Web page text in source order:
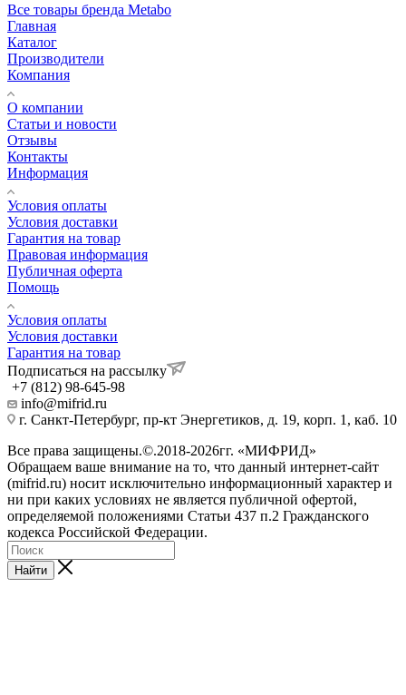
Все товары бренда Metabo
Главная
Каталог
Производители
Компания
О компании
Статьи и новости
Отзывы
Контакты
Информация
Условия оплаты
Условия доставки
Гарантия на товар
Правовая информация
Публичная оферта
Помощь
Условия оплаты
Условия доставки
Гарантия на товар
Подписаться на рассылку
+7 (812) 98-645-98
info@mifrid.ru
г. Санкт-Петербург, пр-кт Энергетиков, д. 19, корп. 1, каб. 10
Все права защищены.©.2018-2026гг. «МИФРИД»
Обращаем ваше внимание на то, что данный интернет-сайт
(mifrid.ru) носит исключительно информационный характер и
ни при каких условиях не является публичной офертой,
определяемой положениями Статьи 437 п.2 Гражданского
кодекса Российской Федерации.
Найти